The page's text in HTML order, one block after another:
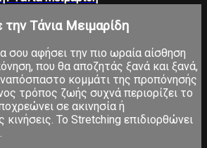
Τάνια Μειμαρίδη
σου αφήσει την πιο ωραία αίσθηση
που θα αποζητάς ξανά και ξανά,
κομμάτι της προπόνησής
τρόπος ζωής συχνά περιορίζει το
σε ακινησία ή
κινήσεις. Το Stretching επιδιορθώνει